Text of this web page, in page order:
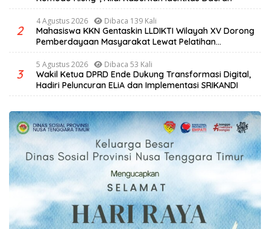
2
4 Agustus 2026 Dibaca 139 Kali
Mahasiswa KKN Gentaskin LLDIKTI Wilayah XV Dorong
Pemberdayaan Masyarakat Lewat Pelatihan
Pengolahan Hasil Alam di Desa Sisir
3
5 Agustus 2026 Dibaca 53 Kali
Wakil Ketua DPRD Ende Dukung Transformasi Digital,
Hadiri Peluncuran ELiA dan Implementasi SRIKANDI